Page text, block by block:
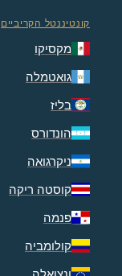
קונטיננטל הקריביים
מקסיקו
גואטמלה
בליז
הונדורס
ניקרגואה
קוסטה ריקה
פנמה
קולומביה